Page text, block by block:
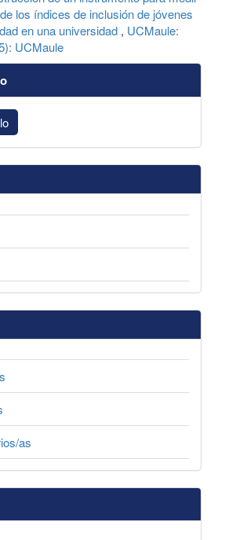
los índices de inclusión de jóvenes
en una universidad , UCMaule:
UCMaule
as